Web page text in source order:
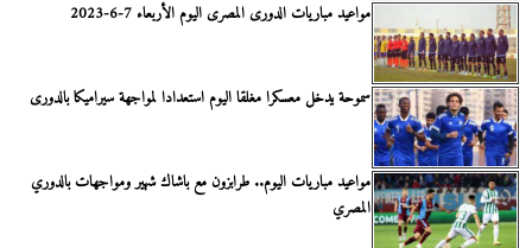
مواعيد مباريات الدورى المصرى اليوم الأربعاء 7-6-2023
سموحة يدخل معسكرا مغلقا اليوم استعدادا لمواجهة سيراميكا بالدورى
مواعيد مباريات اليوم.. طرابزون مع باشاك شهير ومواجهات بالدوري
المصري